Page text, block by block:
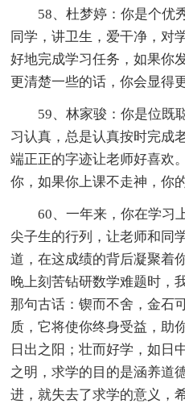
58、杜梦婷：你是个优
同学，讲卫生，爱干净，对
好地完成学习任务，如果你
更清楚一些的话，你会显得
59、林家骏：你是位既
习认真，总是认真按时完成
端正正的字迹让老师好喜欢
你，如果你上课不走神，你
60、一年来，你在学习
尖子生的行列，让老师和同
道，在这成绩的背后凝聚着
晚上刻苦钻研数学难题时，
那句古话：锲而不舍，金石
质，它将使你终身受益，助
日出之阳；壮而好学，如日
之明，求学的目的是涵养道
进，就失去了求学的意义，